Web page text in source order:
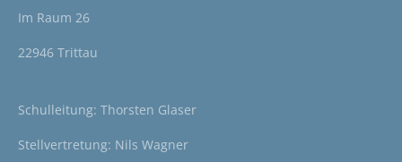
Im Raum 26
22946 Trittau
Schulleitung: Thorsten Glaser
Stellvertretung: Nils Wagner